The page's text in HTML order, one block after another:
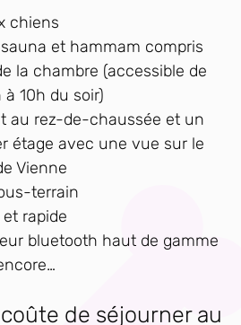
chiens
et hammam compris
la chambre (accessible de
10h du soir)
au rez-de-chaussée et un
étage avec une vue sur le
Vienne
terrain
rapide
bluetooth haut de gamme
de séjourner au